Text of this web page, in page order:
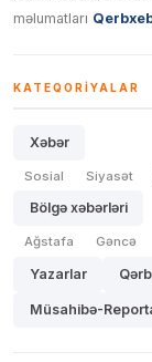
məlumatları
KATEQORIYALAR
Xəbər
Sosial Siyasət
Bölgə xəbərləri
Ağstafa Gəncə
Yazarlar
Müsahibə-